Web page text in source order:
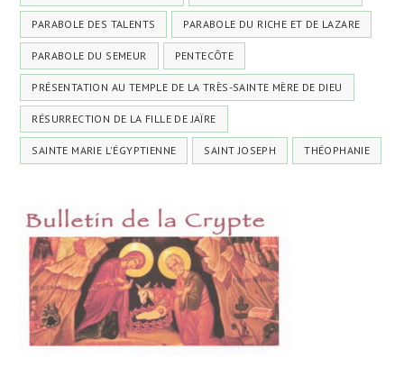
PARABOLE DES TALENTS PARABOLE DU RICHE ET DE LAZARE
PARABOLE DU SEMEUR PENTECÔTE
PRÉSENTATION AU TEMPLE DE LA TRÈS-SAINTE MÈRE DE DIEU
RÉSURRECTION DE LA FILLE DE JAÏRE
SAINTE MARIE L'ÉGYPTIENNE SAINT JOSEPH THÉOPHANIE